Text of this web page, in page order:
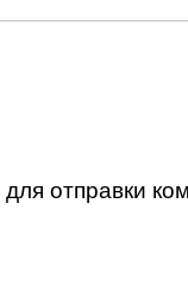
для отправки